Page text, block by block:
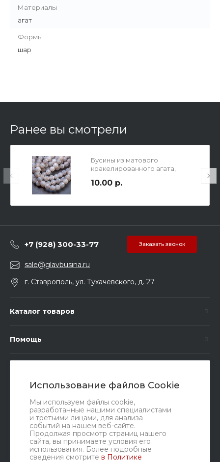
Использование файлов Cookie
Мы используем файлы cookie,
разработанные нашими специалистами
и третьими лицами, для анализа
событий на нашем веб-сайте.
Продолжая просмотр страниц нашего
сайта, вы принимаете условия его
использования. Более подробные
сведения смотрите в Политике
Материалы
агат
Формы
шар
Ранее вы смотрели
Бусины из матового
кракелированного агата,
10.00 р.
+7 (928) 300-33-77 Заказать звонок
sale@glavbusina.ru
г. Ставрополь, ул. Тухачевского, д. 27
Каталог товаров
Помощь